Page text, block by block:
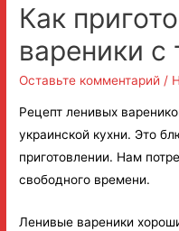
Как
вареники с
Оставьте комментарий /
Рецепт ленивых
украинской кухни. Это
приготовлении. Нам
свободного времени.
Ленивые вареники
записям